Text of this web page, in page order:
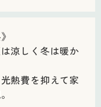
涼しく冬は暖か
熱費を抑えて家